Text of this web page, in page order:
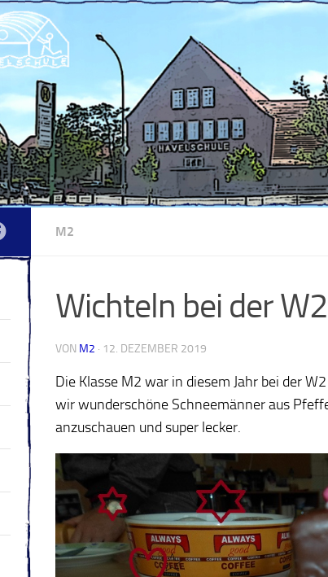
M2
Wichteln bei der W2
VON M2 · 12. DEZEMBER 2019
Die Klasse M2 war in diesem Jahr bei der
wir wunderschöne Schneemänner aus
anzuschauen und super lecker.